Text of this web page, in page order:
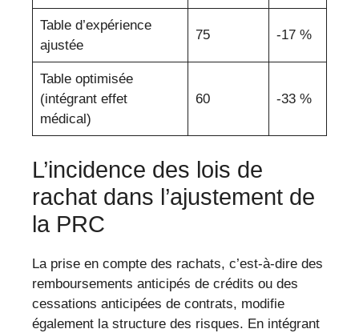
Table d’expérience
ajustée
75 -17 %
Table optimisée
(intégrant effet
médical)
60 -33 %
L’incidence des lois de
rachat dans l’ajustement de
la PRC
La prise en compte des rachats, c’est-à-dire des
remboursements anticipés de crédits ou des
cessations anticipées de contrats, modifie
également la structure des risques. En intégrant